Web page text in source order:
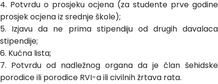
4. Potvrdu o prosjeku ocjena (za studente prve godine
prosjek ocjena iz srednje škole);
5. Izjavu da ne prima stipendiju od drugih davalaca
stipendije;
6. Kućna lista;
7. Potvrdu od nadležnog organa da je član šehidske
porodice ili porodice RVI-a ili civilnih žrtava rata.